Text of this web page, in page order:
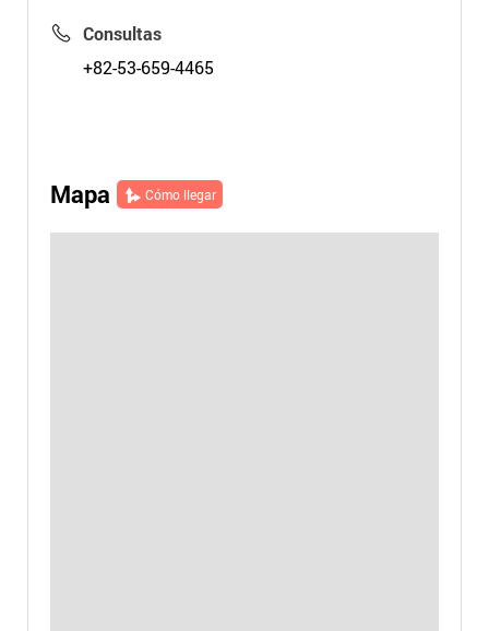
Consultas
+82-53-659-4465
Mapa Cómo llegar